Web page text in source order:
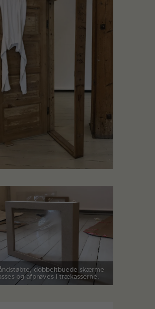
dobbeltbuede skærme
og afprøves i trækasserne.